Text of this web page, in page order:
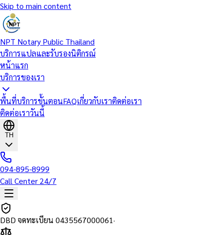
Skip to main content
NPT Notary Public Thailand
บริการแปลและรับรองนิติกรณ์
หน้าแรก
บริการของเรา
พื้นที่บริการขั้นตอนFAQเกี่ยวกับเราติดต่อเรา
ติดต่อเราวันนี้
TH
094-895-8999
Call Center 24/7
DBD จดทะเบียน 0435567000061·